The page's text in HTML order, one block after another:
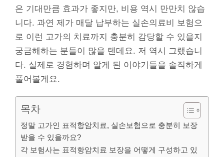
은 기대만큼 효과가 좋지만, 비용 역시 만만치 않습
니다. 과연 제가 매달 납부하는 실손의료비 보험으
로 이런 고가의 치료까지 충분히 감당할 수 있을지
궁금해하는 분들이 많을 텐데요. 저 역시 그랬습니
다. 실제로 경험하며 알게 된 이야기들을 솔직하게
풀어볼게요.
목차
정말 고가인 표적항암치료, 실손보험으로 충분히 보장
받을 수 있을까요?
각 보험사는 표적항암치료 보장을 어떻게 구성하고 있